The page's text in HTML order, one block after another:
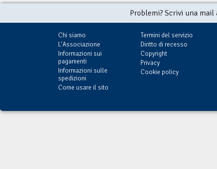
Problemi? Scrivi una
Chi siamo
L'Associazione
Informazioni sui
pagamenti
Informazioni sulle
spedizioni
Come usare il sito
Termini del servizio
Diritto di recesso
Copyright
Privacy
Cookie policy